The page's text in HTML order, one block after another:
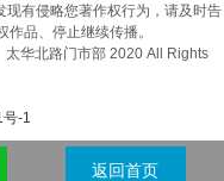
有侵略您著作权行为，请及时告
品、停止继续传播。
华北路门市部 2020 All Rights
-1
返回首页